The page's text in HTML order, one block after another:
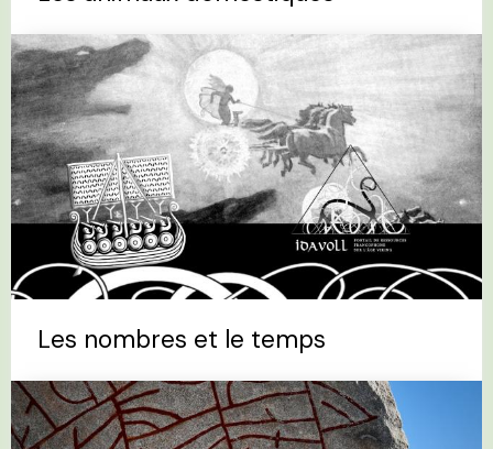
Les nombres et le temps